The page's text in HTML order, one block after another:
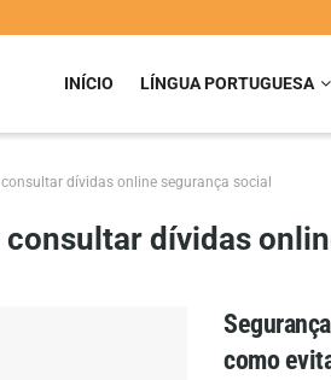
INÍCIO LÍNGUA PORTUGUESA
consultar dívidas online segurança social
consultar dívidas
como